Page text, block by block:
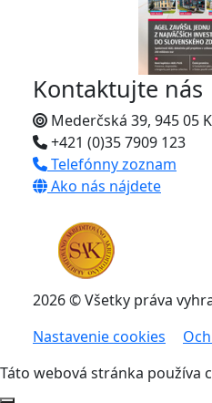
Kontaktujte nás
Mederčská 39, 945 05
+421 (0)35 7909 123
Telefónny zoznam
Ako nás nájdete
2026 © Všetky práva
Nastavenie cookies
Táto webová stránka používa